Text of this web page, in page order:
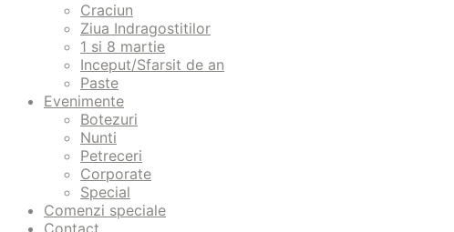
Craciun
Ziua Indragostitilor
1 si 8 martie
Inceput/Sfarsit de an
Paste
Evenimente
Botezuri
Nunti
Petreceri
Corporate
Special
Comenzi speciale
Contact